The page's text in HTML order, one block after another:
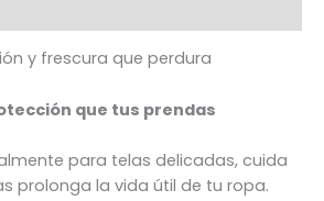
y frescura que perdura
que tus prendas
para telas delicadas, cuida
prolonga la vida útil de tu ropa.